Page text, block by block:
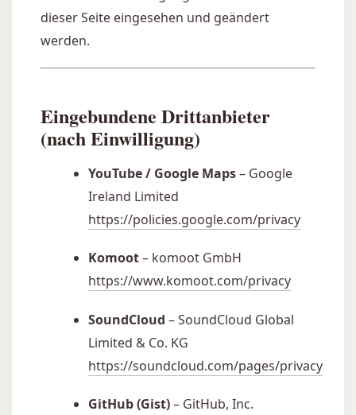
dieser Seite eingesehen und geändert
werden.
Eingebundene Drittanbieter
(nach Einwilligung)
YouTube / Google Maps– Google
Ireland Limited
https://policies.google.com/privacy
Komoot– komoot GmbH
https://www.komoot.com/privacy
SoundCloud – SoundCloud Global
Limited & Co. KG
https://soundcloud.com/pages/privacy
GitHub (Gist)– GitHub, Inc.